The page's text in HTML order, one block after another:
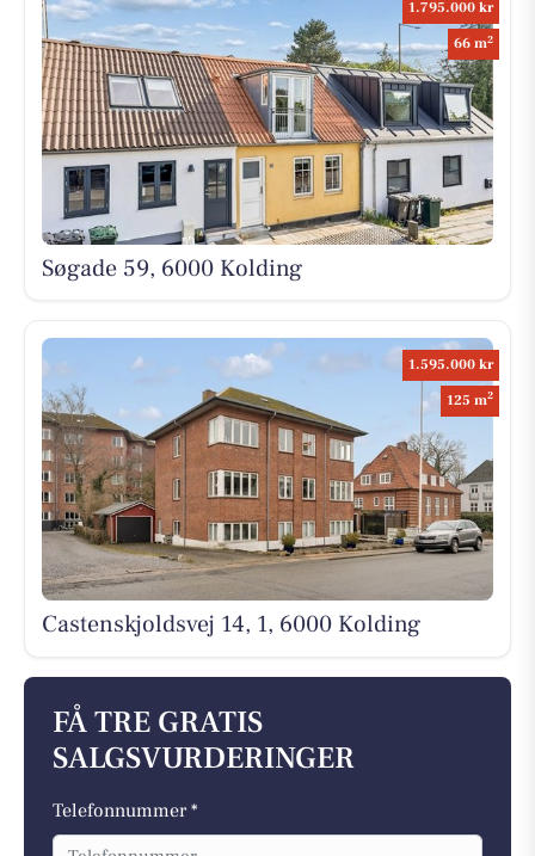
1.795.000 kr
66 m2
Søgade 59, 6000 Kolding
1.595.000 kr
125 m2
Castenskjoldsvej 14, 1, 6000 Kolding
FÅ TRE GRATIS
SALGSVURDERINGER
Telefonnummer *